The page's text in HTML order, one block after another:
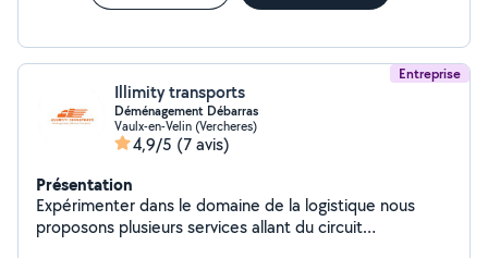
Entreprise
Illimity transports
Déménagement Débarras
Vaulx-en-Velin (Vercheres)
4,9/5 (7 avis)
Présentation
Expérimenter dans le domaine de la logistique nous
proposons plusieurs services allant du circuit